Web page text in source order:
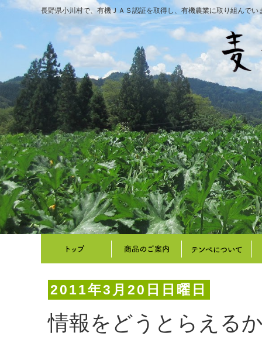
長野県小川村で、有機ＪＡＳ認証を取得し、有機農業に取り組んでい
2011年3月20日日曜日
情報をどうとらえる